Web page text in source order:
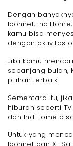
Dengan
Iconnet,
kamu bisa
dengan aktivitas
Jika kamu mencari
sepanjang bulan,
pilihan terbaik.
Sementara itu,
hiburan seperti
dan IndiHome
Untuk yang